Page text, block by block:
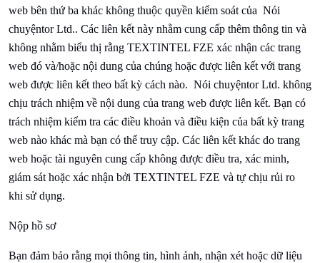
web bên thứ ba khác không thuộc quyền kiểm soát của Nói
chuyệntor Ltd.. Các liên kết này nhằm cung cấp thêm thông tin và
không nhằm biểu thị rằng TEXTINTEL FZE xác nhận các trang
web đó và/hoặc nội dung của chúng hoặc được liên kết với trang
web được liên kết theo bất kỳ cách nào. Nói chuyệntor Ltd. không
chịu trách nhiệm về nội dung của trang web được liên kết. Bạn có
trách nhiệm kiểm tra các điều khoản và điều kiện của bất kỳ trang
web nào khác mà bạn có thể truy cập. Các liên kết khác do trang
web hoặc tài nguyên cung cấp không được điều tra, xác minh,
giám sát hoặc xác nhận bởi TEXTINTEL FZE và tự chịu rủi ro
khi sử dụng.
Nộp hồ sơ
Bạn đảm bảo rằng mọi thông tin, hình ảnh, nhận xét hoặc dữ liệu